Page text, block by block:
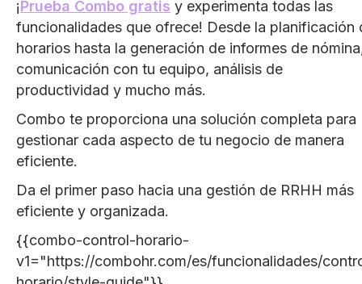
¡Prueba Combo gratis y experimenta todas las
funcionalidades que ofrece! Desde la planificación
horarios hasta la generación de informes de
comunicación con tu equipo, análisis de
productividad y mucho más.
Combo te proporciona una solución completa para
gestionar cada aspecto de tu negocio de manera
eficiente.
Da el primer paso hacia una gestión de RRHH más
eficiente y organizada.
{{combo-control-horario-
v1="https://combohr.com/es/funcionalidades/